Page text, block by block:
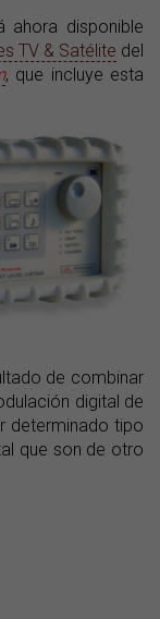
ahora disponible
TV & Satélite del
, que incluye esta
de combinar
digital de
determinado tipo
que son de otro